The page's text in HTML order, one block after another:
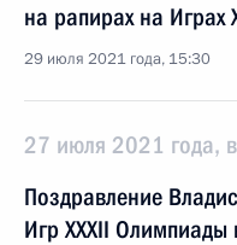
на рапирах на Играх
29 июля 2021 года, 15:30
27 июля 2021 года,
Поздравление
Игр XXXII Олимпиады